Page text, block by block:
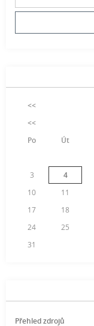
<<
<<
Po
Út
3
4
10
11
17
18
24
25
31
Přehled zdrojů